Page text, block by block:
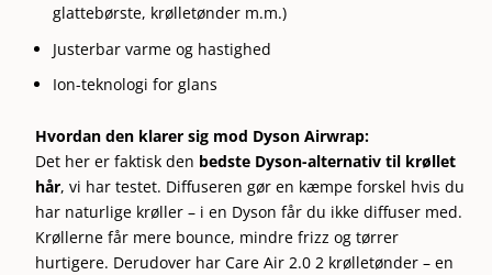
glattebørste, krølletønder m.m.)
Justerbar varme og hastighed
Ion-teknologi for glans
Hvordan den klarer sig mod Dyson Airwrap:
Det her er faktisk den bedste Dyson-alternativ til krøllet
hår, vi har testet. Diffuseren gør en kæmpe forskel hvis du
har naturlige krøller – i en Dyson får du ikke diffuser med.
Krøllerne får mere bounce, mindre frizz og tørrer
hurtigere. Derudover har Care Air 2.0 2 krølletønder – en